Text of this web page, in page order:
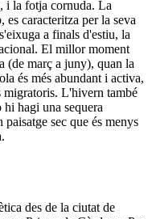
i la fotja cornuda. La
caracteritza per la seva
a finals d'estiu, la
El millor moment
(de març a juny), quan la
és més abundant i activa,
migratoris. L'hivern també
hagi una sequera
sec que és menys
des de la ciutat de